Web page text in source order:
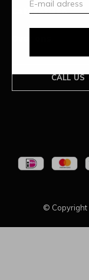
Categorieën
CALL US
© Copyright